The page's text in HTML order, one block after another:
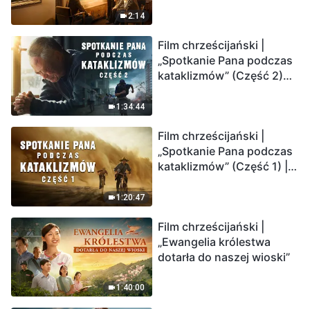
2:14
1:34:44
Film chrześcijański |
„Spotkanie Pana podczas
kataklizmów” (Część 2)
Ludzkość weszła w
odliczanie. Czy znalazłeś
już drogę ocalenia?
1:20:47
Film chrześcijański |
„Spotkanie Pana podczas
kataklizmów” (Część 1) |
1:40:00
Film chrześcijański |
„Ewangelia królestwa
dotarła do naszej wioski”